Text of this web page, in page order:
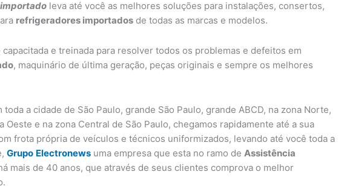
leva até você as melhores soluções para instalações, consertos,
refrigeradores importados de todas as marcas e modelos.
e treinada para resolver todos os problemas e defeitos em
, maquinário de última geração, peças originais e sempre os melhores
a cidade de São Paulo, grande São Paulo, grande ABCD, na zona Norte,
Oeste e na zona Central de São Paulo, chegamos rapidamente até a sua
frota própria de veículos e técnicos uniformizados, levando até você toda a
Grupo Electronews uma empresa que esta no ramo de Assistência
mais de 40 anos, que através de seus clientes comprova o melhor